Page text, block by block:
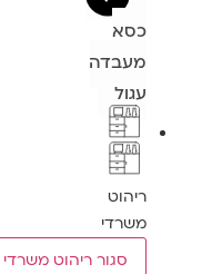
כסא
מעבדה
עגול
ריהוט
משרדי
סגור ריהוט משרדי